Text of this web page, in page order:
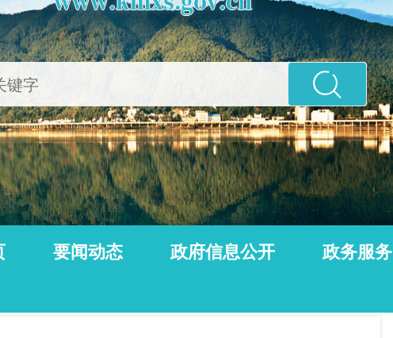
要闻动态 政府信息公开 政务服务